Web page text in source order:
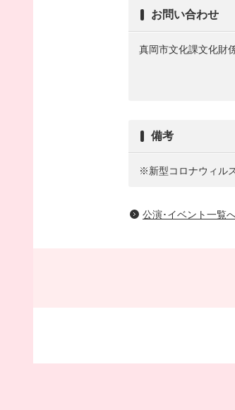
お問い合わせ
真岡市文化課文化財
備考
※新型コロナウィル
公演･イベント一覧